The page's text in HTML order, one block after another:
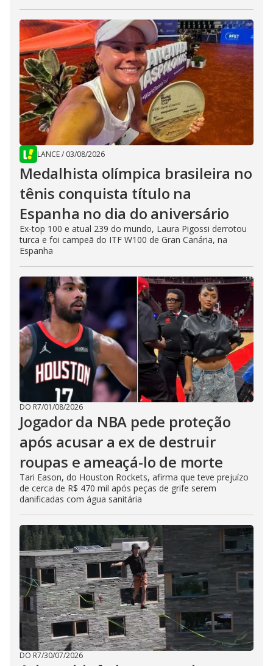
LANCE/ 03/08/2026
Medalhista olímpica brasileira no
tênis conquista título na
Espanha no dia do aniversário
Ex-top 100 e atual 239 do mundo, Laura Pigossi derrotou
turca e foi campeã do ITF W100 de Gran Canária, na
Espanha
DO R7/01/08/2026
Jogador da NBA pede proteção
após acusar a ex de destruir
roupas e ameaçá-lo de morte
Tari Eason, do Houston Rockets, afirma que teve prejuízo
de cerca de R$ 470 mil após peças de grife serem
danificadas com água sanitária
DO R7/30/07/2026